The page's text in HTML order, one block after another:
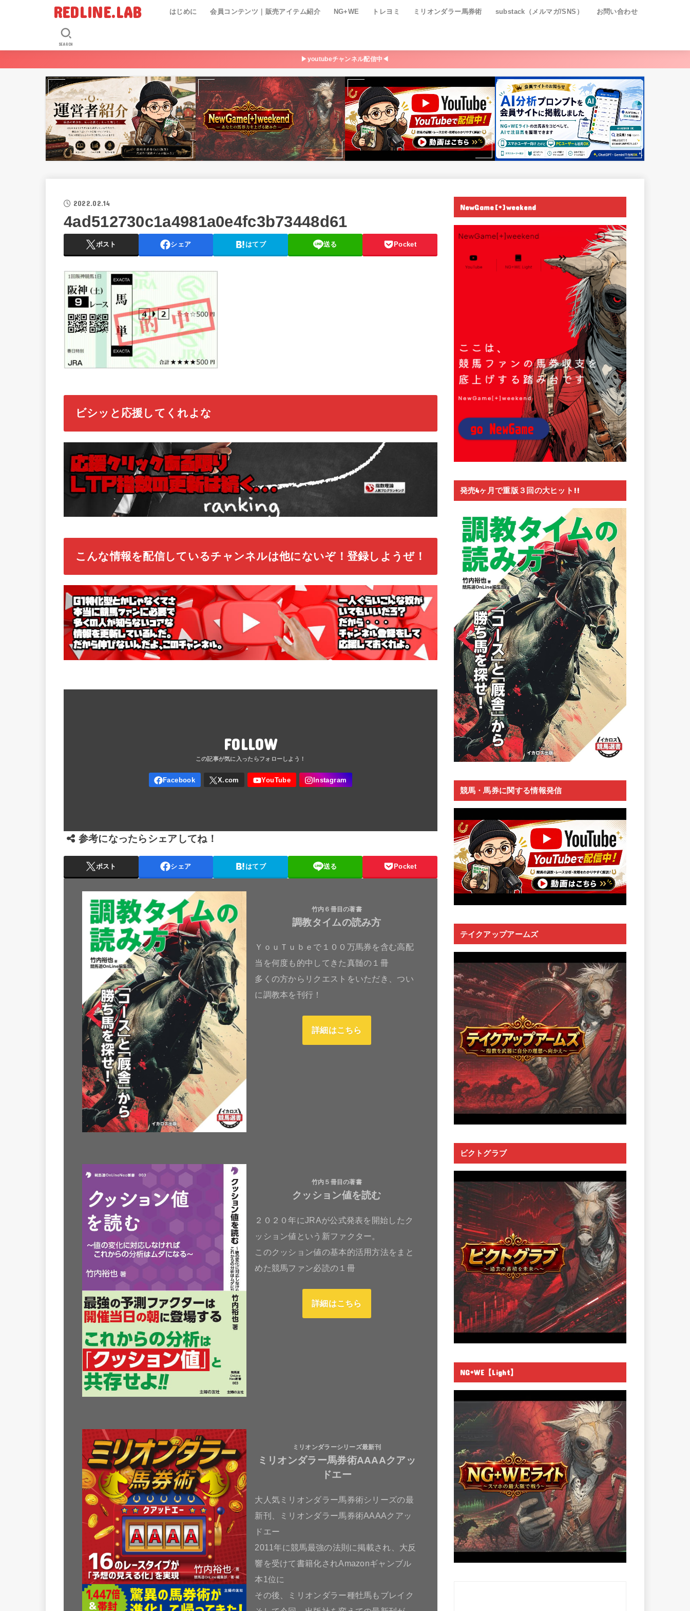
REDLINE.LAB はじめに 会員コンテンツ｜販売アイテム紹介 NG+WE トレヨミ ミリオンダラー馬券術 substack（メルマガ/SNS） お問い合わせ
SEARCH
▶youtubeチャンネル配信中◀
2022.02.14
4ad512730c1a4981a0e4fc3b73448d61
ポスト シェア はてブ 送る Pocket
ビシッと応援してくれよな
こんな情報を配信しているチャンネルは他にないぞ！登録しようぜ！
FOLLOW
参考になったらシェアしてね！
ポスト シェア はてブ 送る Pocket
竹内６冊目の著書
調教タイムの読み方
ＹｏｕＴｕｂｅで１００万馬券を含む高配
当を何度も的中してきた真髄の１冊
多くの方からリクエストをいただき、つい
に調教本を刊行！
詳細はこちら
竹内５冊目の著書
クッション値を読む
２０２０年にJRAが公式発表を開始したク
ッション値という新ファクター。
このクッション値の基本的活用方法をまと
めた競馬ファン必読の１冊
詳細はこちら
ミリオンダラーシリーズ最新刊
ミリオンダラー馬券術AAAAクアッ
ドエー
大人気ミリオンダラー馬券術シリーズの最
新刊、ミリオンダラー馬券術AAAAクアッ
ドエー
2011年に競馬最強の法則に掲載され、大反
響を受けて書籍化されAmazonギャンブル
本1位に
その後、ミリオンダラー種牡馬もブレイク
NewGame[+]weekend
発売4ヶ月で重版３回の大ヒット!!
競馬・馬券に関する情報発信
テイクアップアームズ
ビクトグラブ
NG+WE【Light】